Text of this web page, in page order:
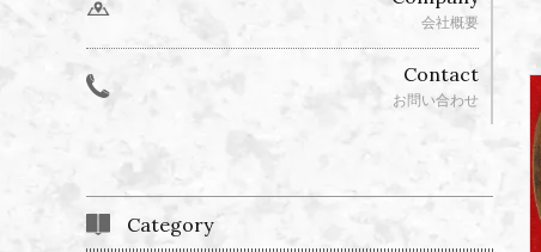
会社概要
Contact
お問い合わせ
Category